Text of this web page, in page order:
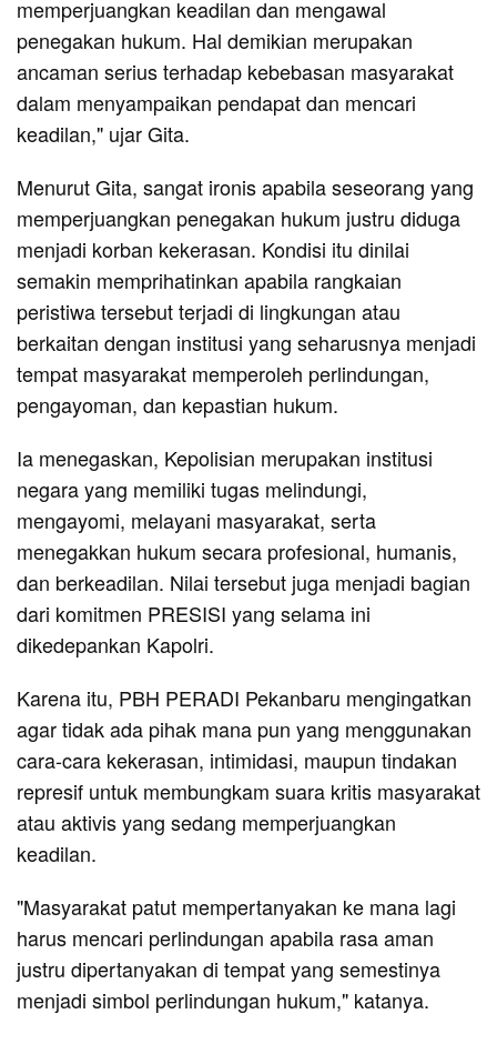
memperjuangkan keadilan dan mengawal
penegakan hukum. Hal demikian merupakan
ancaman serius terhadap kebebasan masyarakat
dalam menyampaikan pendapat dan mencari
keadilan," ujar Gita.
Menurut Gita, sangat ironis apabila seseorang yang
memperjuangkan penegakan hukum justru diduga
menjadi korban kekerasan. Kondisi itu dinilai
semakin memprihatinkan apabila rangkaian
peristiwa tersebut terjadi di lingkungan atau
berkaitan dengan institusi yang seharusnya menjadi
tempat masyarakat memperoleh perlindungan,
pengayoman, dan kepastian hukum.
Ia menegaskan, Kepolisian merupakan institusi
negara yang memiliki tugas melindungi,
mengayomi, melayani masyarakat, serta
menegakkan hukum secara profesional, humanis,
dan berkeadilan. Nilai tersebut juga menjadi bagian
dari komitmen PRESISI yang selama ini
dikedepankan Kapolri.
Karena itu, PBH PERADI Pekanbaru mengingatkan
agar tidak ada pihak mana pun yang menggunakan
cara-cara kekerasan, intimidasi, maupun tindakan
represif untuk membungkam suara kritis masyarakat
atau aktivis yang sedang memperjuangkan
keadilan.
"Masyarakat patut mempertanyakan ke mana lagi
harus mencari perlindungan apabila rasa aman
justru dipertanyakan di tempat yang semestinya
menjadi simbol perlindungan hukum," katanya.